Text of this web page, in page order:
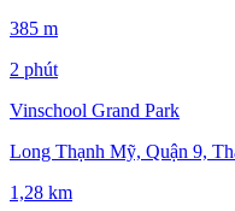
385 m
2 phút
Vinschool Grand Park
Long Thạnh Mỹ, Quận 9,
1,28 km